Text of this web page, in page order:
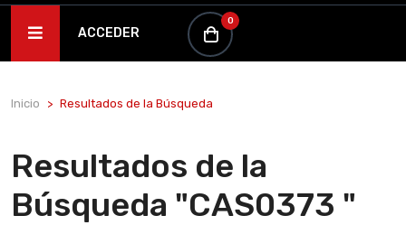
ACCEDER
0
Inicio Resultados de la Búsqueda
Resultados de la
Búsqueda "CAS0373 "